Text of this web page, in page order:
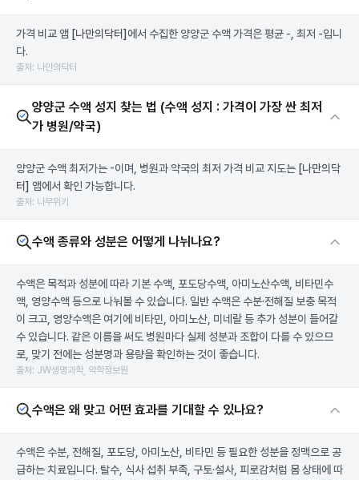
가격 비교 앱 [나만의닥터] 에서 수집한 양양군 수액 가격은 평균 -, 최저 -입니
다.
출처: 나만의닥터
양양군 수액 성지 찾는 법 (수액 성지 : 가격이 가장 싼 최저
가 병원/약국)
양양군 수액 최저가는 -이며, 병원과 약국의 최저 가격 비교 지도는 [나만의닥
터] 앱에서 확인 가능합니다.
출처: 나무위키
수액 종류와 성분은 어떻게 나뉘나요?
수액은 목적과 성분에 따라 기본 수액, 포도당수액, 아미노산수액, 비타민수
액, 영양수액 등으로 나눠볼 수 있습니다. 일반 수액은 수분·전해질 보충 목적
이 크고, 영양수액은 여기에 비타민, 아미노산, 미네랄 등 추가 성분이 들어갈
수 있습니다. 같은 이름을 써도 병원마다 실제 성분과 조합이 다를 수 있으므
로, 맞기 전에는 성분명과 용량을 확인하는 것이 좋습니다.
출처: JW생명과학, 약학정보원
수액은 왜 맞고 어떤 효과를 기대할 수 있나요?
수액은 수분, 전해질, 포도당, 아미노산, 비타민 등 필요한 성분을 정맥으로 공
급하는 치료입니다. 탈수, 식사 섭취 부족, 구토·설사, 피로감처럼 몸 상태에 따